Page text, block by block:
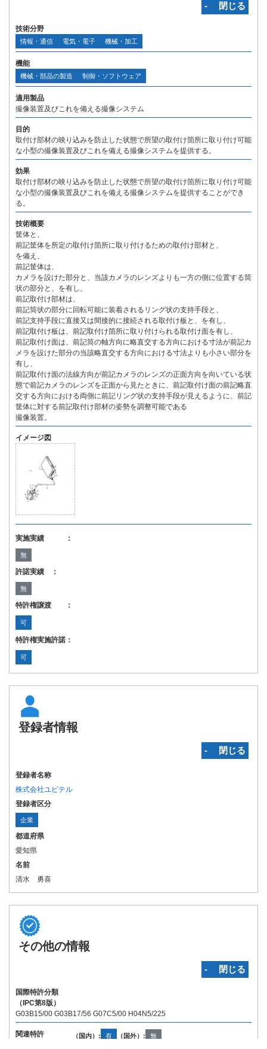
‐ 閉じる
技術分野
情報・通信 電気・電子 機械・加工
機能
機械・部品の製造 制御・ソフトウェア
適用製品
撮像装置及びこれを備える撮像システム
目的
取付け部材の映り込みを防止した状態で所望の取付け箇所に取り付け可能
な小型の撮像装置及びこれを備える撮像システムを提供する。
効果
取付け部材の映り込みを防止した状態で所望の取付け箇所に取り付け可能
な小型の撮像装置及びこれを備える撮像システムを提供することができ
る。
技術概要
筐体と、
前記筐体を所定の取付け箇所に取り付けるための取付け部材と、
を備え、
前記筐体は、
カメラを設けた部分と、当該カメラのレンズよりも一方の側に位置する筒
状の部分と、を有し、
前記取付け部材は、
前記筒状の部分に回転可能に装着されるリング状の支持手段と、
前記支持手段に直接又は間接的に接続される取付け板と、を有し、
前記取付け板は、前記取付け箇所に取り付けられる取付け面を有し、
前記取付け面は、前記筒の軸方向に略直交する方向における寸法が前記カ
メラを設けた部分の当該略直交する方向における寸法よりも小さい部分を
有し、
前記取付け面の法線方向が前記カメラのレンズの正面方向を向いている状
態で前記カメラのレンズを正面から見たときに、前記取付け面の前記略直
交する方向における両側に前記リング状の支持手段が見えるように、前記
筐体に対する前記取付け部材の姿勢を調整可能である
撮像装置。
イメージ図
実施実績 ：
無
許諾実績 ：
無
特許権譲渡 ：
可
特許権実施許諾：
可
登録者情報
‐ 閉じる
登録者名称
株式会社ユピテル
登録者区分
企業
都道府県
愛知県
名前
清水 勇喜
その他の情報
‐ 閉じる
国際特許分類
（IPC第8版）
G03B15/00 G03B17/56 G07C5/00 H04N5/225
関連特許 （国内）: 有 （国外）: 無